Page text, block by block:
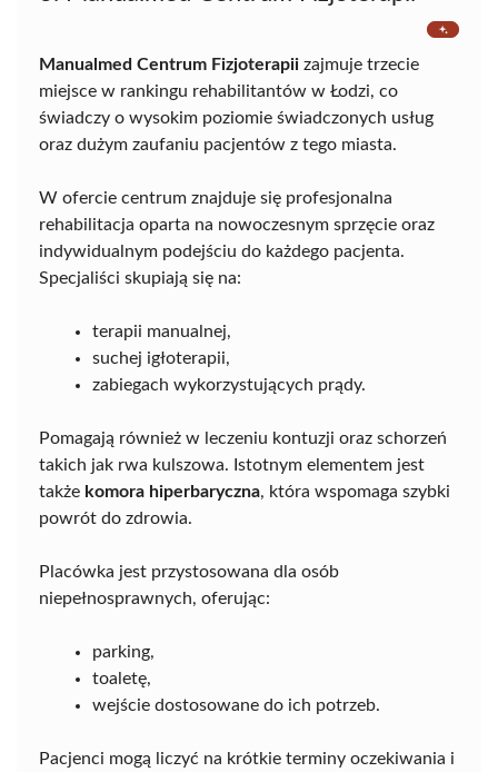
Manualmed Centrum Fizjoterapii zajmuje trzecie
miejsce w rankingu rehabilitantów w Łodzi, co
świadczy o wysokim poziomie świadczonych usług
oraz dużym zaufaniu pacjentów z tego miasta.
W ofercie centrum znajduje się profesjonalna
rehabilitacja oparta na nowoczesnym sprzęcie oraz
indywidualnym podejściu do każdego pacjenta.
Specjaliści skupiają się na:
terapii manualnej,
suchej igłoterapii,
zabiegach wykorzystujących prądy.
Pomagają również w leczeniu kontuzji oraz schorzeń
takich jak rwa kulszowa. Istotnym elementem jest
także komora hiperbaryczna, która wspomaga szybki
powrót do zdrowia.
Placówka jest przystosowana dla osób
niepełnosprawnych, oferując:
parking,
toaletę,
wejście dostosowane do ich potrzeb.
Pacjenci mogą liczyć na krótkie terminy oczekiwania i